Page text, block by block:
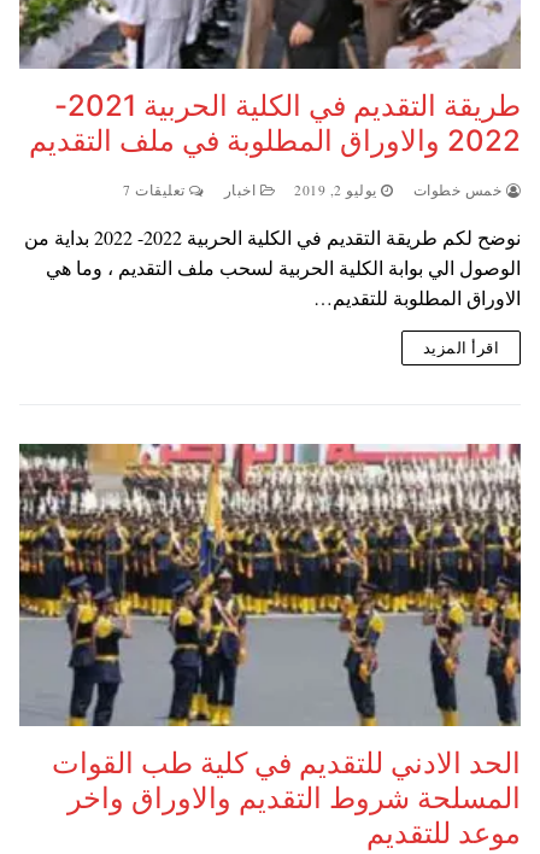
طريقة التقديم في الكلية الحربية 2021-
2022 والاوراق المطلوبة في ملف التقديم
خمس خطوات يوليو 2, 2019 اخبار تعليقات 7
نوضح لكم طريقة التقديم في الكلية الحربية 2022- 2022 بداية من
الوصول الي بوابة الكلية الحربية لسحب ملف التقديم ، وما هي
الاوراق المطلوبة للتقديم…
اقرأ المزيد
الحد الادني للتقديم في كلية طب القوات
المسلحة شروط التقديم والاوراق واخر
موعد للتقديم